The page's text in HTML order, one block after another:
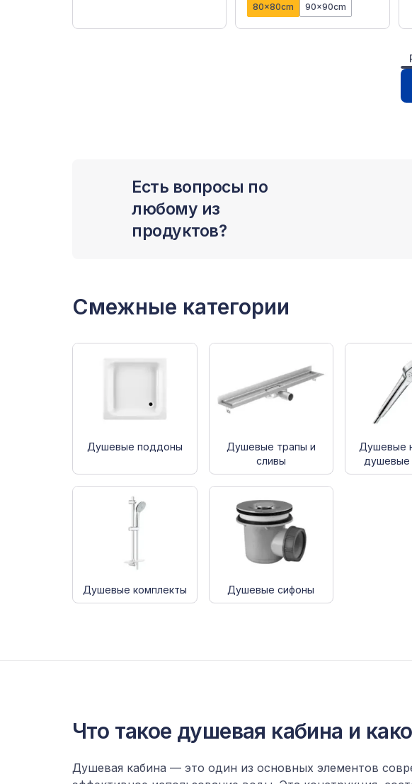
80x80cm 90x90cm
Есть вопросы по
любому из
продуктов?
Смежные категории
Душевые поддоны
Душевые трапы и
сливы
Душевые
душевые
Душевые комплекты Душевые сифоны
Что такое душевая кабина и
Душевая кабина — это один из основных элементов